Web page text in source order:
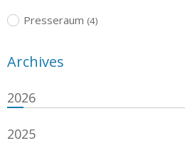
Presseraum (4)
Archives
2026
2025